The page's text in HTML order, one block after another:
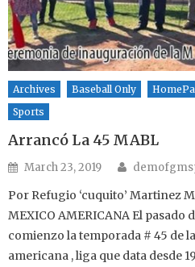
Archives Baseball Only
Sports
Arrancó La 45 MABL
Posted on
March 23, 2019 Author
Por Refugio ‘cuquito’ Martinez
MEXICO AMERICANA El pasado
comienzo la temporada # 45 de
americana , liga que data desde